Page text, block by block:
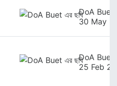
DoA Buet
30 May
DoA Buet
25 Feb